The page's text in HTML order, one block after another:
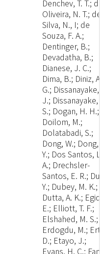
Denchev, T. T.; de
Oliveira, N. T.; de
Silva, N., I; de
Souza, F. A.;
Dentinger, B.;
Devadatha, B.;
Dianese, J. C.;
Dima, B.; Diniz, A.
G.; Dissanayake,
J.; Dissanayake,
S.; Dogan, H. H.;
Doilom, M.;
Dolatabadi, S.;
Dong, W.; Dong,
Y.; Dos Santos, L.
A.; Drechsler-
Santos, E. R.; Du,
Y.; Dubey, M. K.;
Dutta, A. K.; Egidi,
E.; Elliott, T. F.;
Elshahed, M. S.;
Erdogdu, M.;
D.; Etayo, J.;
Evans, H. C.; Fan,